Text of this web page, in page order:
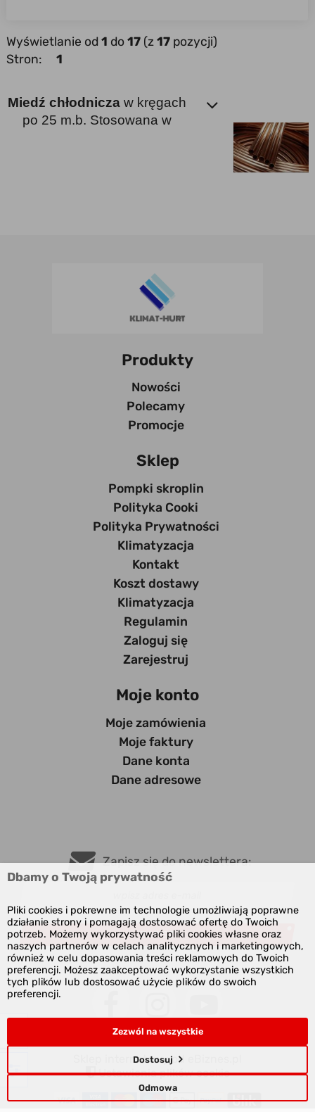
Wyświetlanie od 1 do 17(z 17pozycji)
Stron:
1
Miedź chłodniczaw kręgach
po 25 m.b. Stosowana w
Zapisz się do newslettera:
ZAPISZ
Produkty
Nowości
Polecamy
Promocje
Sklep
Pompki skroplin
Polityka Cooki
Polityka Prywatności
Klimatyzacja
Kontakt
Koszt dostawy
Klimatyzacja
Regulamin
Zaloguj się
Zarejestruj
Moje konto
Moje zamówienia
Moje faktury
Dane konta
Dane adresowe
Sklep internetowy od eBiznes.pl
Ustawienia plików cookie
Odmowa
Dostosuj
Zezwól na wszystkie
Dbamy o Twoją prywatność
Pliki cookies i pokrewne im technologie umożliwiają poprawne
działanie strony i pomagają dostosować ofertę do Twoich
potrzeb. Możemy wykorzystywać pliki cookies własne oraz
naszych partnerów w celach analitycznych i marketingowych,
również w celu dopasowania treści reklamowych do Twoich
preferencji. Możesz zaakceptować wykorzystanie wszystkich
tych plików lub dostosować użycie plików do swoich
preferencji.